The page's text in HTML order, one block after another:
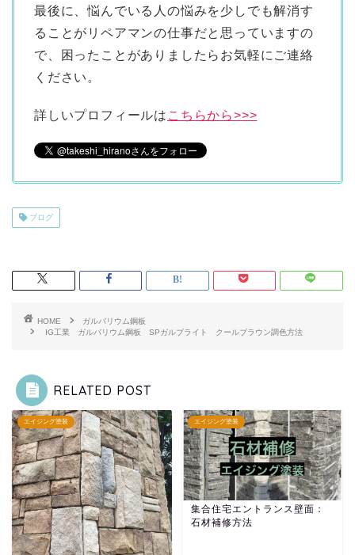
最後に、悩んでいる人の悩みを少しでも解消す
ることがリペアマンの仕事だと思っていますの
で、困ったことがありましたらお気軽にご連絡
ください。
詳しいプロフィールは こちらから>>>
ブログ
HOME
ガルバリウム鋼板
IG工業 ガルバリウム鋼板 SPガルブライト クールブラウン調色方法
RELATED POST
エイジング塗装 エイジング塗装
集合住宅エントランス壁面：
石材補修方法